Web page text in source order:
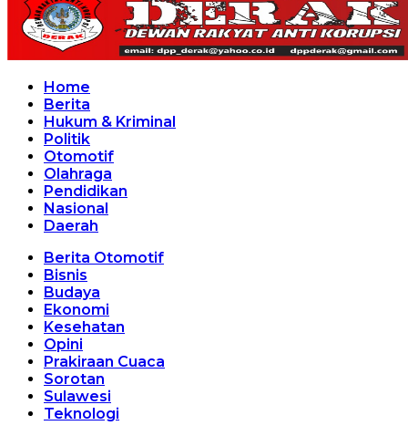
Home
Berita
Hukum & Kriminal
Politik
Otomotif
Olahraga
Pendidikan
Nasional
Daerah
Berita Otomotif
Bisnis
Budaya
Ekonomi
Kesehatan
Opini
Prakiraan Cuaca
Sorotan
Sulawesi
Teknologi